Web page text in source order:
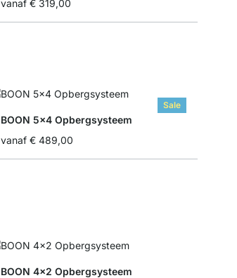
vanaf € 319,00
Sale
BOON 5x4 Opbergsysteem
vanaf € 489,00
BOON 4x2 Opbergsysteem